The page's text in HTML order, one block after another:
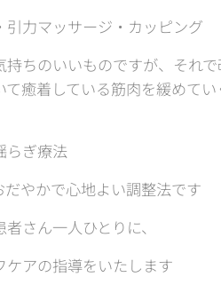
引力マッサージ・カッピング
ちのいいものですが、それ
癒着している筋肉を緩めて
らぎ療法
やかで心地よい調整法です
者さん一人ひとりに、
ケアの指導をいたします